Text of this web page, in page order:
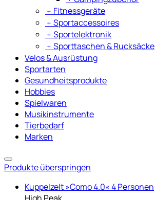
﹢ Fitnessgeräte
﹢ Sportaccessoires
﹢ Sportelektronik
﹢ Sporttaschen & Rucksäcke
Velos & Ausrüstung
Sportarten
Gesundheitsprodukte
Hobbies
Spielwaren
Musikinstrumente
Tierbedarf
Marken
Produkte überspringen
Kuppelzelt »Como 4.0« 4 Personen